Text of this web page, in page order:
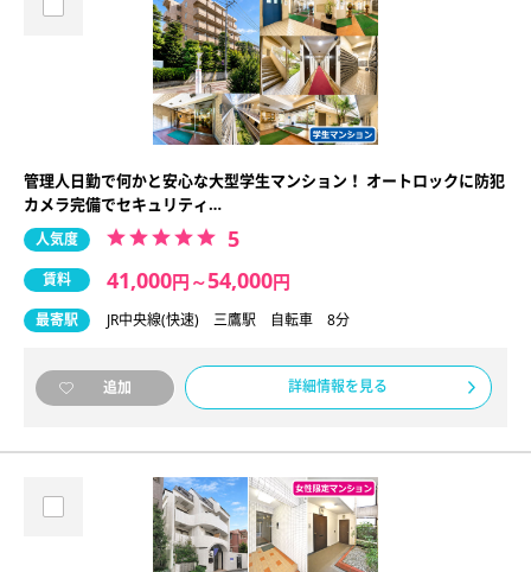
管理人日勤で何かと安心な大型学生マンション！ オートロックに防犯
カメラ完備でセキュリティ…
人気度 5
賃料 41,000円 ～54,000円
最寄駅 JR中央線(快速) 三鷹駅 自転車 8分
追加 詳細情報を見る